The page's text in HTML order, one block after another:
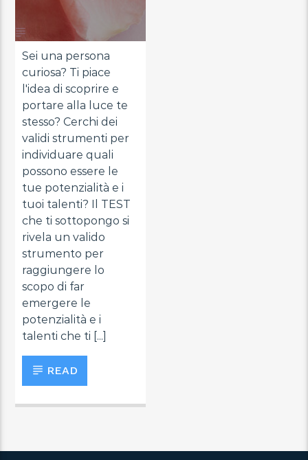
Sei una persona
curiosa? Ti piace
l'idea di scoprire e
portare alla luce te
stesso? Cerchi dei
validi strumenti per
individuare quali
possono essere le
tue potenzialità e i
tuoi talenti? Il TEST
che ti sottopongo si
rivela un valido
strumento per
raggiungere lo
scopo di far
emergere le
potenzialità e i
talenti che ti [...]
READ